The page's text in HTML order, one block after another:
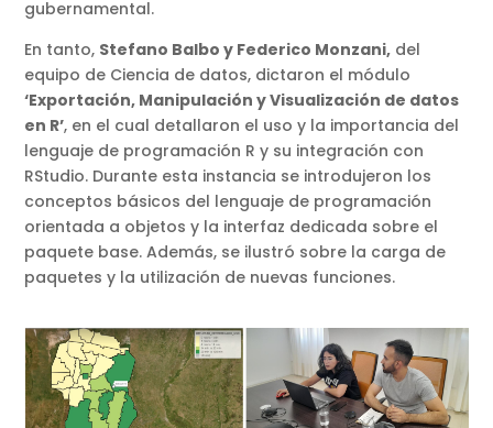
gubernamental.
En tanto, Stefano Balbo y Federico Monzani, del
equipo de Ciencia de datos, dictaron el módulo
‘Exportación, Manipulación y Visualización de datos
en R’, en el cual detallaron el uso y la importancia del
lenguaje de programación R y su integración con
RStudio. Durante esta instancia se introdujeron los
conceptos básicos del lenguaje de programación
orientada a objetos y la interfaz dedicada sobre el
paquete base. Además, se ilustró sobre la carga de
paquetes y la utilización de nuevas funciones.